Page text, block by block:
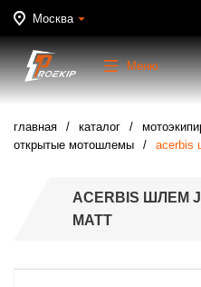
Москва
Меню
главная каталог
открытые мотошлемы
acerbis
ACERBIS ШЛЕМ
MATT